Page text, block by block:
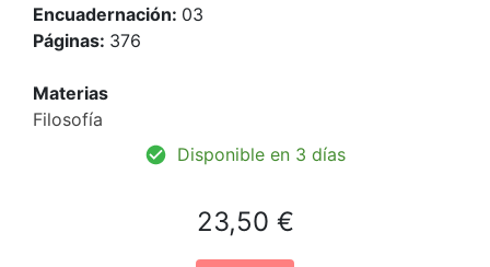
Encuadernación: 03
Páginas: 376
Materias
Filosofía
Disponible en 3 días
23,50 €